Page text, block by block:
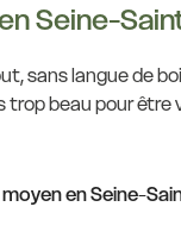
Seine-
sans langue de
trop beau pour être
en Seine-